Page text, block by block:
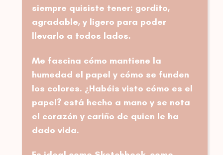
siempre quisiste tener: gordito,
agradable, y ligero para poder
llevarlo a todos lados.
Me fascina cómo mantiene la
humedad el papel y cómo se funden
los colores. ¿Habéis visto cómo es el
papel? está hecho a mano y se nota
el corazón y cariño de quien le ha
dado vida.